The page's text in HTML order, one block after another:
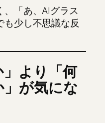
「あ、AIグラス
も少し不思議な反
」より「何
が気にな